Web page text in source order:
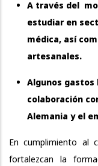
A través del
estudiar en
médica, así
artesanales.
Algunos
colaboración
Alemania y el
En cumplimiento al
fortalezcan la